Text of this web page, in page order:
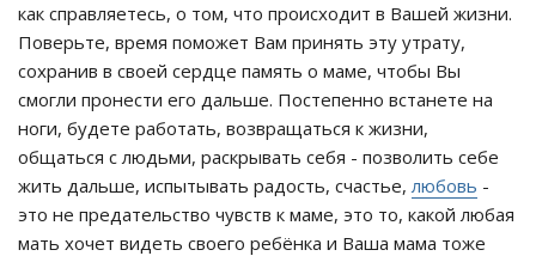
как справляетесь, о том, что происходит в Вашей жизни.
Поверьте, время поможет Вам принять эту утрату,
сохранив в своей сердце память о маме, чтобы Вы
смогли пронести его дальше. Постепенно встанете на
ноги, будете работать, возвращаться к жизни,
общаться с людьми, раскрывать себя - позволить себе
жить дальше, испытывать радость, счастье, любовь -
это не предательство чувств к маме, это то, какой любая
мать хочет видеть своего ребёнка и Ваша мама тоже